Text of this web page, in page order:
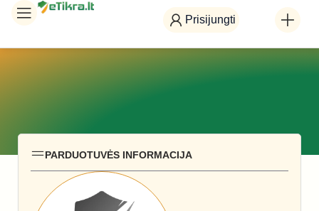
Prisijungti
PARDUOTUVĖS INFORMACIJA